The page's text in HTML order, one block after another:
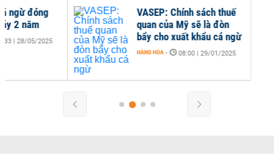
VASEP: Chính sách thuế
quan của Mỹ sẽ là đòn
bẩy cho xuất khẩu cá ngừ
HÀNG HÓA - 08:00 | 29/01/2025